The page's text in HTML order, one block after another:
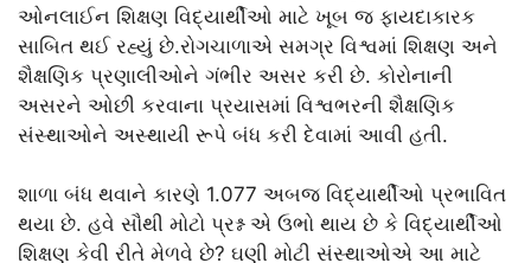
ઓનલાઈન શિક્ષણ વિદ્યાર્થીઓ માટે ખૂબ જ ફાયદાકારક
સાબિત થઈ રહ્યું છે.રોગચાળાએ સમગ્ર વિશ્વમાં શિક્ષણ અને
શૈક્ષણિક પ્રણાલીઓને ગંભીર અસર કરી છે. કોરોનાની
અસરને ઓછી કરવાના પ્રયાસમાં વિશ્વભરની શૈક્ષણિક
સંસ્થાઓને અસ્થાયી રૂપે બંધ કરી દેવામાં આવી હતી.
શાળા બંધ થવાને કારણે 1.077 અબજ વિદ્યાર્થીઓ પ્રભાવિત
થયા છે. હવે સૌથી મોટો પ્રશ્ન એ ઉભો થાય છે કે વિદ્યાર્થીઓ
શિક્ષણ કેવી રીતે મેળવે છે? ઘણી મોટી સંસ્થાઓએ આ માટે